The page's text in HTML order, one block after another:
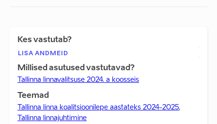
Kes vastutab?
LISA ANDMEID
Millised asutused vastutavad?
Tallinna linnavalitsuse 2024. a koosseis
Teemad
Tallinna linna koalitsioonilepe aastateks 2024-2025,
Tallinna linnajuhtimine